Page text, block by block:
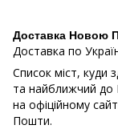
Доставка Новою
Доставка по
Список міст, куди
та найближчий до
на офіційному
Пошти.